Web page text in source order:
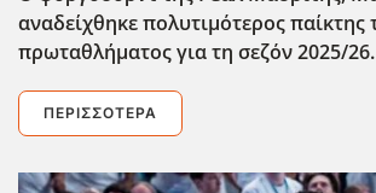
αναδείχθηκε πολυτιμότερος παίκτης
πρωταθλήματος για τη σεζόν 2025/26.
ΠΕΡΙΣΣΌΤΕΡΑ